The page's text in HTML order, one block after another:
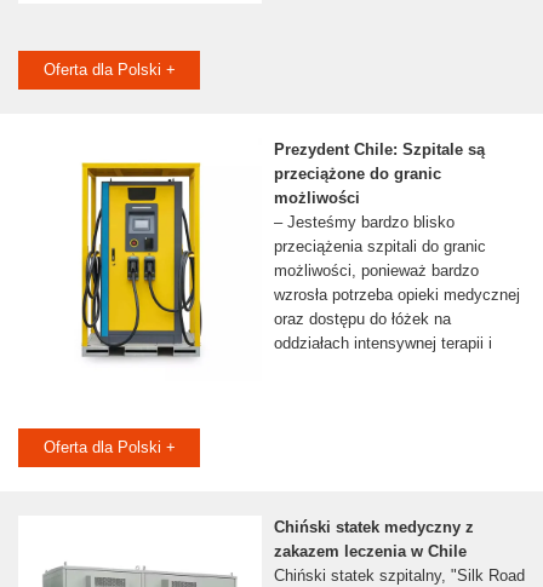
Oferta dla Polski +
Prezydent Chile: Szpitale są
przeciążone do granic
możliwości
– Jesteśmy bardzo blisko
przeciążenia szpitali do granic
możliwości, ponieważ bardzo
wzrosła potrzeba opieki medycznej
oraz dostępu do łóżek na
oddziałach intensywnej terapii i
Oferta dla Polski +
Chiński statek medyczny z
zakazem leczenia w Chile
Chiński statek szpitalny, "Silk Road